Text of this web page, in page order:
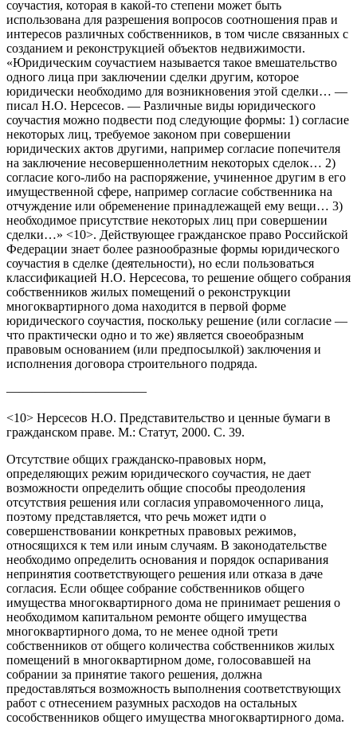
соучастия, которая в какой-то степени может быть
использована для разрешения вопросов соотношения прав и
интересов различных собственников, в том числе связанных с
созданием и реконструкцией объектов недвижимости.
«Юридическим соучастием называется такое вмешательство
одного лица при заключении сделки другим, которое
юридически необходимо для возникновения этой сделки… —
писал Н.О. Нерсесов. — Различные виды юридического
соучастия можно подвести под следующие формы: 1) согласие
некоторых лиц, требуемое законом при совершении
юридических актов другими, например согласие попечителя
на заключение несовершеннолетним некоторых сделок… 2)
согласие кого-либо на распоряжение, учиненное другим в его
имущественной сфере, например согласие собственника на
отчуждение или обременение принадлежащей ему вещи… 3)
необходимое присутствие некоторых лиц при совершении
сделки…» <10>. Действующее гражданское право Российской
Федерации знает более разнообразные формы юридического
соучастия в сделке (деятельности), но если пользоваться
классификацией Н.О. Нерсесова, то решение общего собрания
собственников жилых помещений о реконструкции
многоквартирного дома находится в первой форме
юридического соучастия, поскольку решение (или согласие —
что практически одно и то же) является своеобразным
правовым основанием (или предпосылкой) заключения и
исполнения договора строительного подряда.
———————————
<10> Нерсесов Н.О. Представительство и ценные бумаги в
гражданском праве. М.: Статут, 2000. С. 39.
Отсутствие общих гражданско-правовых норм,
определяющих режим юридического соучастия, не дает
возможности определить общие способы преодоления
отсутствия решения или согласия управомоченного лица,
поэтому представляется, что речь может идти о
совершенствовании конкретных правовых режимов,
относящихся к тем или иным случаям. В законодательстве
необходимо определить основания и порядок оспаривания
непринятия соответствующего решения или отказа в даче
согласия. Если общее собрание собственников общего
имущества многоквартирного дома не принимает решения о
необходимом капитальном ремонте общего имущества
многоквартирного дома, то не менее одной трети
собственников от общего количества собственников жилых
помещений в многоквартирном доме, голосовавшей на
собрании за принятие такого решения, должна
предоставляться возможность выполнения соответствующих
работ с отнесением разумных расходов на остальных
сособственников общего имущества многоквартирного дома.